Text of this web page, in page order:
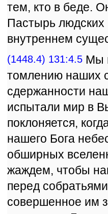
тем, кто в беде.
Пастырь людских
внутреннем
(1448.4) 131:4.5 Мы
томлению наших
сдержанности
испытали мир в
поклоняется,
нашего Бога
обширных
жаждем, чтобы
перед
совершенное им